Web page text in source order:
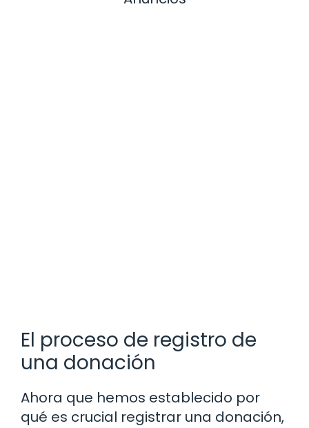
El proceso de registro de
una donación
Ahora que hemos establecido por
qué es crucial registrar una donación,